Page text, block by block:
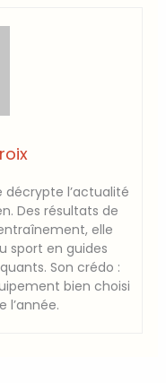
décrypte l’actualité
Des résultats de
elle
sport en guides
Son crédo :
bien choisi
l’année.